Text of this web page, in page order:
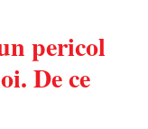
pericol
De ce